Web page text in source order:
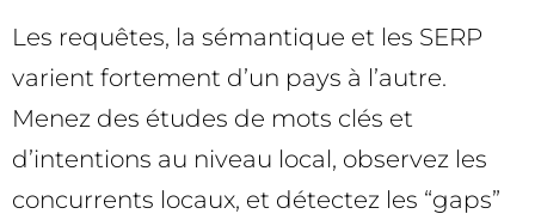
Les requêtes, la sémantique et les SERP
varient fortement d’un pays à l’autre.
Menez des études de mots clés et
d’intentions au niveau local, observez les
concurrents locaux, et détectez les “gaps”